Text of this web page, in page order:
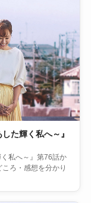
た輝く私へ～』
私へ～』第76話か
ろ・感想を分かり